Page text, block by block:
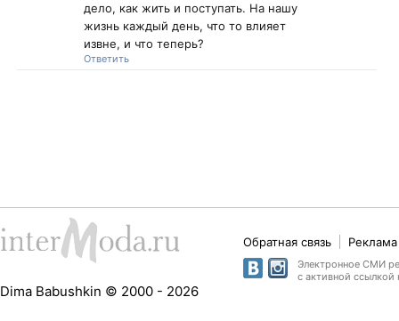
дело, как жить и поступать. На нашу
жизнь каждый день, что то влияет
извне, и что теперь?
Ответить
Dima Babushkin © 2000 - 2026
Обратная связь
Электронное СМИ
с активной ссылкой